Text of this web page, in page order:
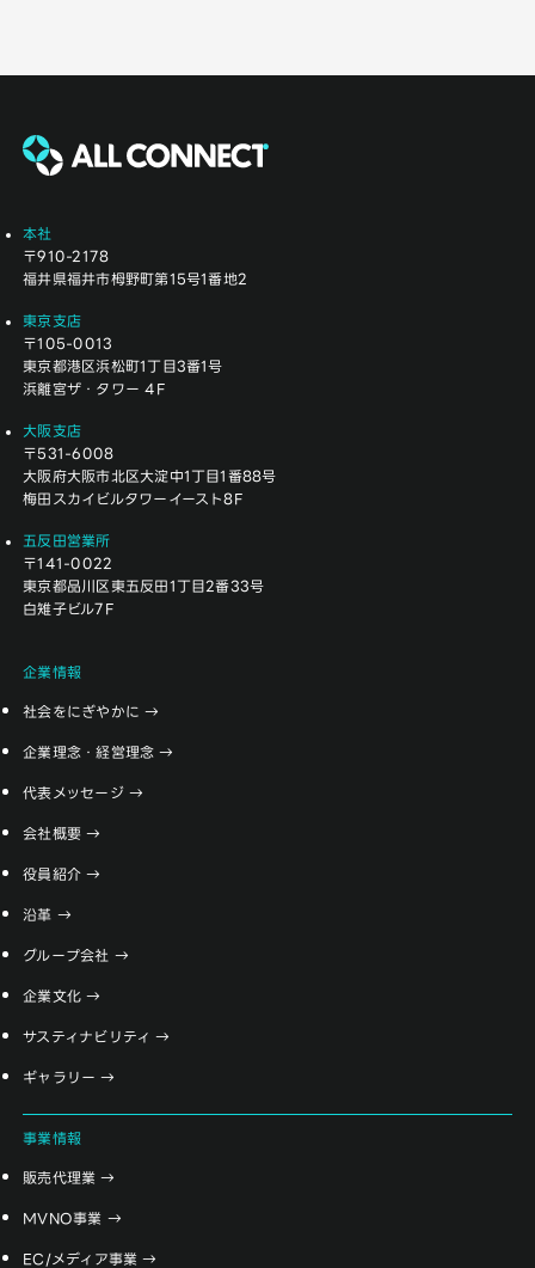
本社
〒910-2178
福井県福井市栂野町第15号1番地2
東京支店
〒105-0013
東京都港区浜松町1丁目3番1号
浜離宮ザ・タワー 4F
大阪支店
〒531-6008
大阪府大阪市北区大淀中1丁目1番88号
梅田スカイビルタワーイースト8F
五反田営業所
〒141-0022
東京都品川区東五反田1丁目2番33号
白雉子ビル7F
企業情報
社会をにぎやかに
企業理念・経営理念
代表メッセージ
会社概要
役員紹介
沿革
グループ会社
企業文化
サスティナビリティ
ギャラリー
事業情報
販売代理業
MVNO事業
EC/メディア事業